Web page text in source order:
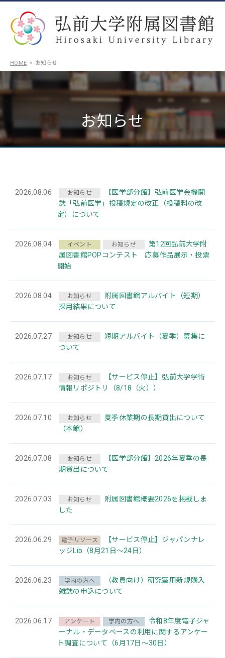
HOME お知らせ
お知らせ
2026.08.06 お知らせ
【医学部分館】弘前医学会機関
誌「弘前医学」投稿規定の改正（投稿料の改
定）について
2026.08.04 イベント お知らせ
第12回弘前大学附
属図書館POPコンテスト 応募作品展示・投票
開始
2026.08.04 お知らせ
附属図書館アルバイト（短期）
採用結果について
2026.07.27 お知らせ
短期アルバイト（夏季）募集に
ついて
2026.07.17 お知らせ
【サービス停止】弘前大学学術
情報リポジトリ（8/18（火））
2026.07.10 お知らせ
夏季休業期の長期貸出について
（本館）
2026.07.08 お知らせ
【医学部分館】2026年夏季の長
期貸出について
2026.07.03 お知らせ
附属図書館概要2026を掲載しま
した
2026.06.29 電子リソース
【サービス停止】ジャパンナレ
ッジLib（8月21日～24日）
2026.06.23 学内の方へ
（教員向け）研究室用新規購入
雑誌の申込について
2026.06.17 アンケート 学内の方へ
令和8年度電子ジャ
ーナル・データベースの利用に関するアンケー
ト調査について（6月17日～30日）